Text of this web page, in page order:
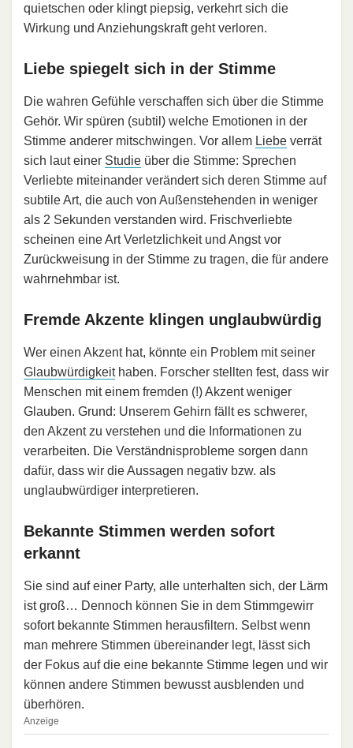
quietschen oder klingt piepsig, verkehrt sich die
Wirkung und Anziehungskraft geht verloren.
Liebe spiegelt sich in der Stimme
Die wahren Gefühle verschaffen sich über die Stimme
Gehör. Wir spüren (subtil) welche Emotionen in der
Stimme anderer mitschwingen. Vor allem Liebe verrät
sich laut einer Studie über die Stimme: Sprechen
Verliebte miteinander verändert sich deren Stimme auf
subtile Art, die auch von Außenstehenden in weniger
als 2 Sekunden verstanden wird. Frischverliebte
scheinen eine Art Verletzlichkeit und Angst vor
Zurückweisung in der Stimme zu tragen, die für andere
wahrnehmbar ist.
Fremde Akzente klingen unglaubwürdig
Wer einen Akzent hat, könnte ein Problem mit seiner
Glaubwürdigkeithaben. Forscher stellten fest, dass wir
Menschen mit einem fremden (!) Akzent weniger
Glauben. Grund: Unserem Gehirn fällt es schwerer,
den Akzent zu verstehen und die Informationen zu
verarbeiten. Die Verständnisprobleme sorgen dann
dafür, dass wir die Aussagen negativ bzw. als
unglaubwürdiger interpretieren.
Bekannte Stimmen werden sofort
erkannt
Sie sind auf einer Party, alle unterhalten sich, der Lärm
ist groß… Dennoch können Sie in dem Stimmgewirr
sofort bekannte Stimmen herausfiltern. Selbst wenn
man mehrere Stimmen übereinander legt, lässt sich
der Fokus auf die eine bekannte Stimme legen und wir
können andere Stimmen bewusst ausblenden und
überhören.
Anzeige